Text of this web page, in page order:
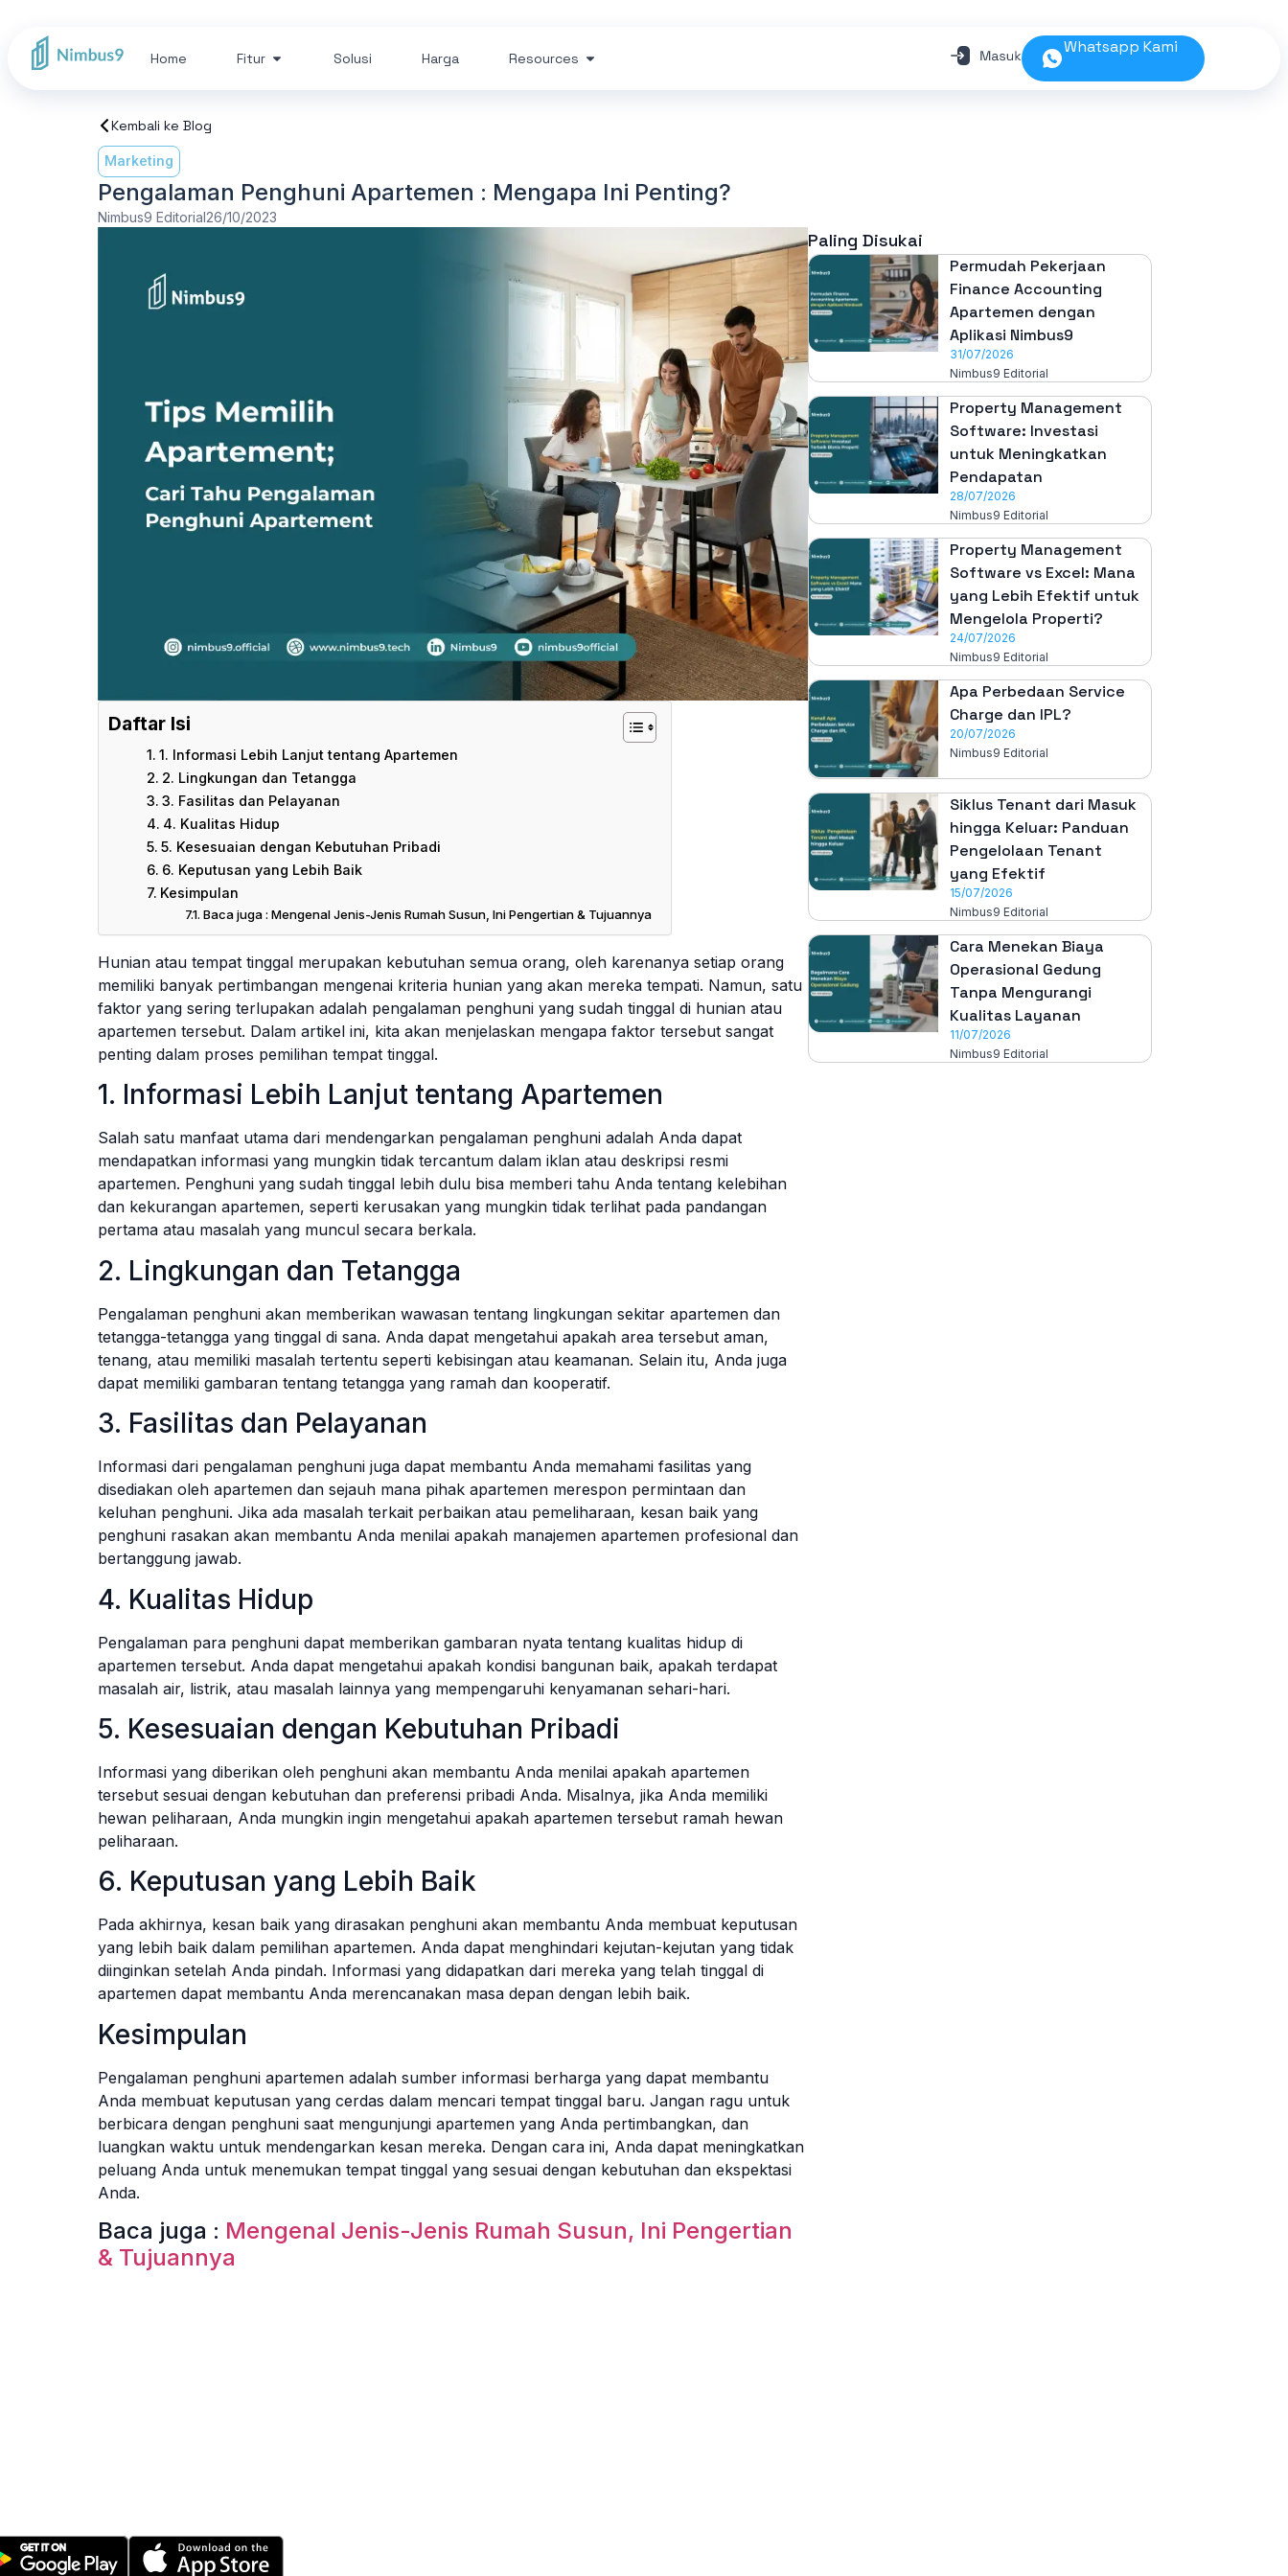
Home Fitur Solusi Harga Resources
Whatsapp Kami
Kembali ke Blog
Marketing
Pengalaman Penghuni Apartemen : Mengapa Ini Penting?
Nimbus9 Editorial26/10/2023
Daftar Isi
1. Informasi Lebih Lanjut tentang Apartemen
2. Lingkungan dan Tetangga
3. Fasilitas dan Pelayanan
4. Kualitas Hidup
5. Kesesuaian dengan Kebutuhan Pribadi
6. Keputusan yang Lebih Baik
Kesimpulan
Baca juga : Mengenal Jenis-Jenis Rumah Susun, Ini Pengertian & Tujuannya
Hunian atau tempat tinggal merupakan kebutuhan semua orang, oleh karenanya setiap orang
memiliki banyak pertimbangan mengenai kriteria hunian yang akan mereka tempati. Namun, satu
faktor yang sering terlupakan adalah pengalaman penghuni yang sudah tinggal di hunian atau
apartemen tersebut. Dalam artikel ini, kita akan menjelaskan mengapa faktor tersebut sangat
penting dalam proses pemilihan tempat tinggal.
1. Informasi Lebih Lanjut tentang Apartemen
Salah satu manfaat utama dari mendengarkan pengalaman penghuni adalah Anda dapat
mendapatkan informasi yang mungkin tidak tercantum dalam iklan atau deskripsi resmi
apartemen. Penghuni yang sudah tinggal lebih dulu bisa memberi tahu Anda tentang kelebihan
dan kekurangan apartemen, seperti kerusakan yang mungkin tidak terlihat pada pandangan
pertama atau masalah yang muncul secara berkala.
2. Lingkungan dan Tetangga
Pengalaman penghuni akan memberikan wawasan tentang lingkungan sekitar apartemen dan
tetangga-tetangga yang tinggal di sana. Anda dapat mengetahui apakah area tersebut aman,
tenang, atau memiliki masalah tertentu seperti kebisingan atau keamanan. Selain itu, Anda juga
dapat memiliki gambaran tentang tetangga yang ramah dan kooperatif.
3. Fasilitas dan Pelayanan
Informasi dari pengalaman penghuni juga dapat membantu Anda memahami fasilitas yang
disediakan oleh apartemen dan sejauh mana pihak apartemen merespon permintaan dan
keluhan penghuni. Jika ada masalah terkait perbaikan atau pemeliharaan, kesan baik yang
penghuni rasakan akan membantu Anda menilai apakah manajemen apartemen profesional dan
bertanggung jawab.
4. Kualitas Hidup
Pengalaman para penghuni dapat memberikan gambaran nyata tentang kualitas hidup di
apartemen tersebut. Anda dapat mengetahui apakah kondisi bangunan baik, apakah terdapat
masalah air, listrik, atau masalah lainnya yang mempengaruhi kenyamanan sehari-hari.
5. Kesesuaian dengan Kebutuhan Pribadi
Informasi yang diberikan oleh penghuni akan membantu Anda menilai apakah apartemen
tersebut sesuai dengan kebutuhan dan preferensi pribadi Anda. Misalnya, jika Anda memiliki
hewan peliharaan, Anda mungkin ingin mengetahui apakah apartemen tersebut ramah hewan
peliharaan.
6. Keputusan yang Lebih Baik
Pada akhirnya, kesan baik yang dirasakan penghuni akan membantu Anda membuat keputusan
yang lebih baik dalam pemilihan apartemen. Anda dapat menghindari kejutan-kejutan yang tidak
diinginkan setelah Anda pindah. Informasi yang didapatkan dari mereka yang telah tinggal di
apartemen dapat membantu Anda merencanakan masa depan dengan lebih baik.
Kesimpulan
Pengalaman penghuni apartemen adalah sumber informasi berharga yang dapat membantu
Anda membuat keputusan yang cerdas dalam mencari tempat tinggal baru. Jangan ragu untuk
berbicara dengan penghuni saat mengunjungi apartemen yang Anda pertimbangkan, dan
luangkan waktu untuk mendengarkan kesan mereka. Dengan cara ini, Anda dapat meningkatkan
peluang Anda untuk menemukan tempat tinggal yang sesuai dengan kebutuhan dan ekspektasi
Anda.
Baca juga : Mengenal Jenis-Jenis Rumah Susun, Ini Pengertian
& Tujuannya
Paling Disukai
Permudah Pekerjaan
Finance Accounting
Apartemen dengan
Aplikasi Nimbus9
31/07/2026
Nimbus9 Editorial
Property Management
Software: Investasi
untuk Meningkatkan
Pendapatan
28/07/2026
Nimbus9 Editorial
Property Management
Software vs Excel: Mana
yang Lebih Efektif untuk
Mengelola Properti?
24/07/2026
Nimbus9 Editorial
Apa Perbedaan Service
Charge dan IPL?
20/07/2026
Nimbus9 Editorial
Siklus Tenant dari Masuk
hingga Keluar: Panduan
Pengelolaan Tenant
yang Efektif
15/07/2026
Nimbus9 Editorial
Cara Menekan Biaya
Operasional Gedung
Tanpa Mengurangi
Kualitas Layanan
11/07/2026
Nimbus9 Editorial